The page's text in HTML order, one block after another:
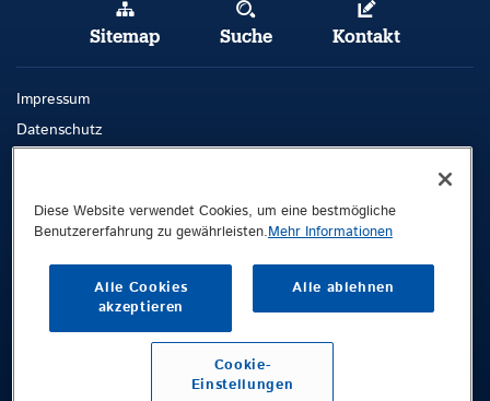
Impressum
Datenschutz
Sitemap Suche Kontakt
Demag Cranes & Components GmbH
58286 Wetter
Diese Website verwendet Cookies, um eine bestmögliche
Benutzererfahrung zu gewährleisten.Mehr Informationen
Alle Cookies
akzeptieren
Alle ablehnen
Cookie-
Einstellungen